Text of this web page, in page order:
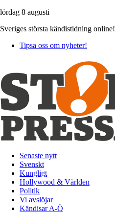
lördag 8 augusti
Sveriges största kändistidning online!
Tipsa oss om nyheter!
Senaste nytt
Svenskt
Kungligt
Hollywood & Världen
Politik
Vi avslöjar
Kändisar A-Ö